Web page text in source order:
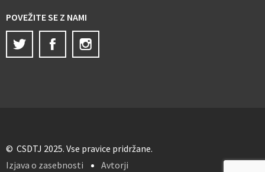
POVEŽITE SE Z NAMI
Twitter
Facebook
© CSDTJ 2025. Vse pravice pridržane.
Izjava o zasebnosti
Avtorji